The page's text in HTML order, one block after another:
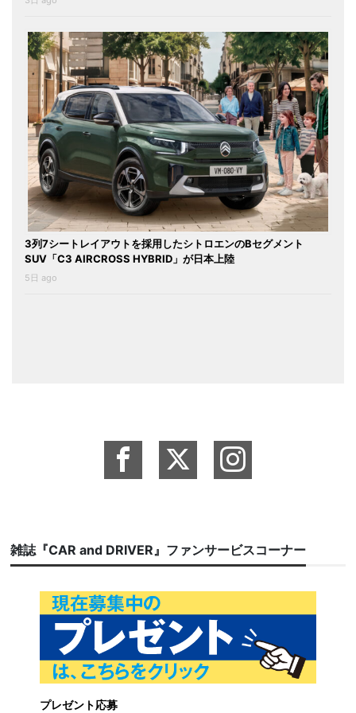
3列7シートレイアウトを採用したシトロエンのBセグメント
SUV「C3 AIRCROSS HYBRID」が日本上陸
5日 ago
雑誌『CAR and DRIVER』ファンサービスコーナー
プレゼント応募